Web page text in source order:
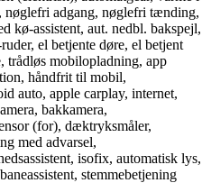
nøglefri adgang, nøglefri tænding,
kø-assistent, aut. nedbl. bakspejl,
el betjente døre, el betjent
trådløs mobilopladning, app
håndfrit til mobil,
auto, apple carplay, internet,
bakkamera,
(for), dæktryksmåler,
med advarsel,
isofix, automatisk lys,
stemmebetjening